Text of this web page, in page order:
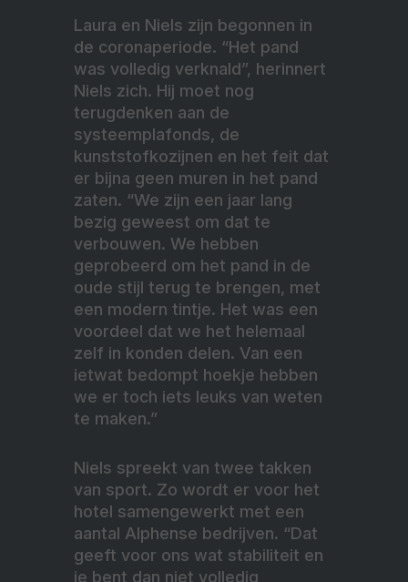
Laura en Niels zijn begonnen in
de coronaperiode. “Het pand
was volledig verknald”, herinnert
Niels zich. Hij moet nog
terugdenken aan de
systeemplafonds, de
kunststofkozijnen en het feit dat
er bijna geen muren in het pand
zaten. “We zijn een jaar lang
bezig geweest om dat te
verbouwen. We hebben
geprobeerd om het pand in de
oude stijl terug te brengen, met
een modern tintje. Het was een
voordeel dat we het helemaal
zelf in konden delen. Van een
ietwat bedompt hoekje hebben
we er toch iets leuks van weten
te maken.”
Niels spreekt van twee takken
van sport. Zo wordt er voor het
hotel samengewerkt met een
aantal Alphense bedrijven. “Dat
geeft voor ons wat stabiliteit en
je bent dan niet volledig